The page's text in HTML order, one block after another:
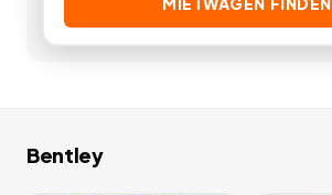
Bentley